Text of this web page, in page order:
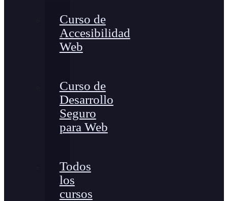
Curso de
Accesibilidad
Web
Curso de
Desarrollo
Seguro
para Web
Todos
los
cursos